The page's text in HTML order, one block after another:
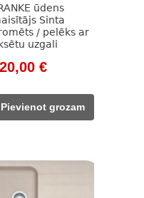
ūdens
Sinta
/ pelēks ar
uzgali
€.
€Current
120,00 €.
Pievienot grozam